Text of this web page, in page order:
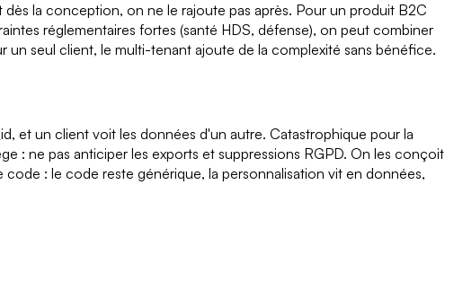
la conception, on ne le rajoute pas après. Pour un produit B2C
réglementaires fortes (santé HDS, défense), on peut combiner
seul client, le multi-tenant ajoute de la complexité sans bénéfice.
et un client voit les données d'un autre. Catastrophique pour la
: ne pas anticiper les exports et suppressions RGPD. On les conçoit
: le code reste générique, la personnalisation vit en données,